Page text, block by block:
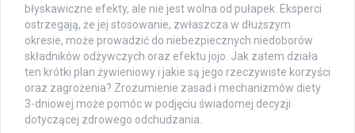
błyskawiczne efekty, ale nie jest wolna od pułapek. Eksperci
ostrzegają, że jej stosowanie, zwłaszcza w dłuższym
okresie, może prowadzić do niebezpiecznych niedoborów
składników odżywczych oraz efektu jojo. Jak zatem działa
ten krótki plan żywieniowy i jakie są jego rzeczywiste korzyści
oraz zagrożenia? Zrozumienie zasad i mechanizmów diety
3-dniowej może pomóc w podjęciu świadomej decyzji
dotyczącej zdrowego odchudzania.